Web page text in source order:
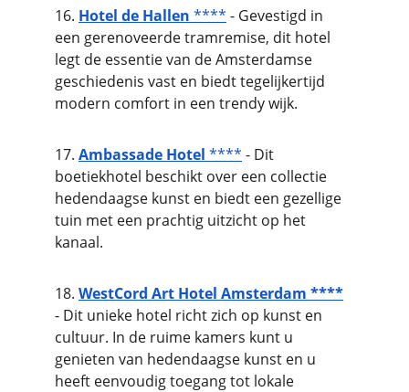
16. Hotel de Hallen **** - Gevestigd in
een gerenoveerde tramremise, dit hotel
legt de essentie van de Amsterdamse
geschiedenis vast en biedt tegelijkertijd
modern comfort in een trendy wijk.
17. Ambassade Hotel **** - Dit
boetiekhotel beschikt over een collectie
hedendaagse kunst en biedt een gezellige
tuin met een prachtig uitzicht op het
kanaal.
18. WestCord Art Hotel Amsterdam ****
- Dit unieke hotel richt zich op kunst en
cultuur. In de ruime kamers kunt u
genieten van hedendaagse kunst en u
heeft eenvoudig toegang tot lokale